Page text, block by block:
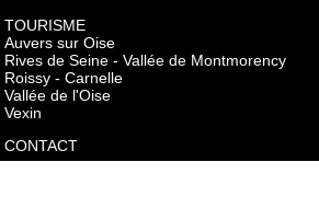
TOURISME
Auvers sur Oise
Rives de Seine - Vallée de Montmorency
Roissy - Carnelle
Vallée de l'Oise
Vexin
CONTACT